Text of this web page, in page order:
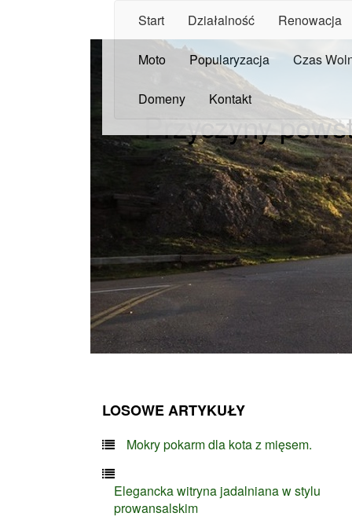
Start Działalność Renowacja
Moto Popularyzacja Czas
Domeny Kontakt
Przyczyny
LOSOWE ARTYKUŁY
Mokry pokarm dla kota z mięsem.
Elegancka witryna jadalniana w stylu
prowansalskim